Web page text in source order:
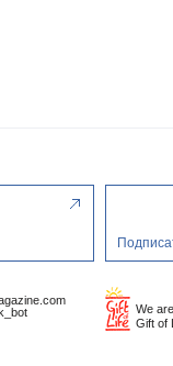
We
Gift of